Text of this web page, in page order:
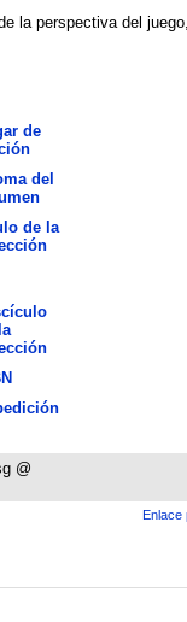
la perspectiva del
de
del
de la
@
Enlace